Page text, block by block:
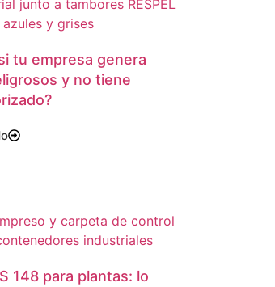
tu empresa genera
y no tiene
148 para plantas: lo